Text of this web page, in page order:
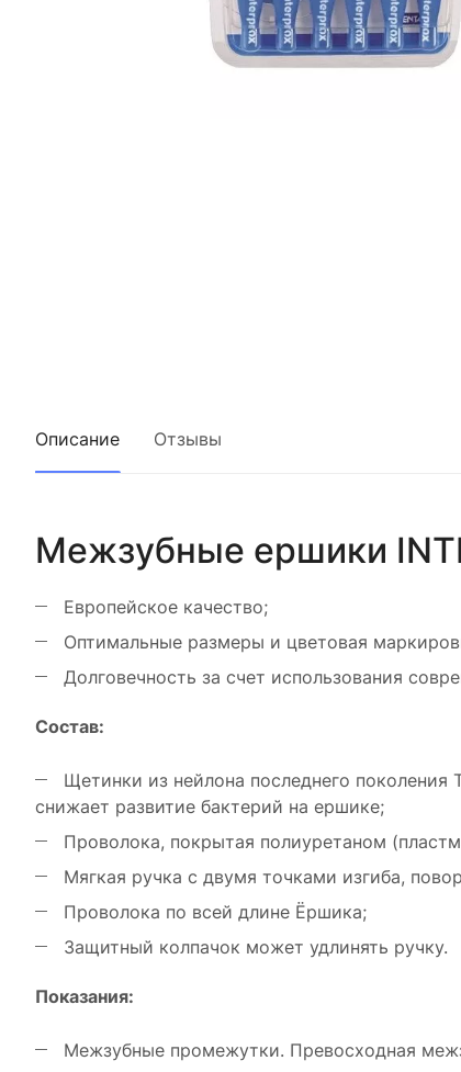
Описание Отзывы
Межзубные ершики
Европейское качество;
Оптимальные размеры и цветовая
Долговечность за счет использования
Состав:
Щетинки из нейлона последнего
снижает развитие бактерий на ершике;
Проволока, покрытая полиуретаном
Мягкая ручка с двумя точками изгиба,
Проволока по всей длине Ёршика;
Защитный колпачок может удлинять ручку.
Показания:
Межзубные промежутки. Превосходная